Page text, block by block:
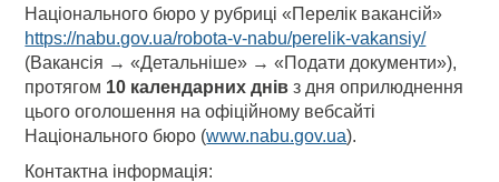
Національного бюро у рубриці «Перелік вакансій»
https://nabu.gov.ua/robota-v-nabu/perelik-vakansiy/
(Вакансія → «Детальніше» → «Подати документи»),
протягом 10 календарних днів з дня оприлюднення
цього оголошення на офіційному вебсайті
Національного бюро (www.nabu.gov.ua).
Контактна інформація: